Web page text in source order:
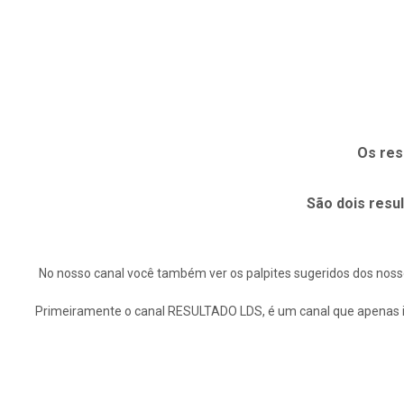
Os
São dois
No nosso canal você também ver os palpites sugeridos dos
Primeiramente o canal RESULTADO LDS, é um canal que